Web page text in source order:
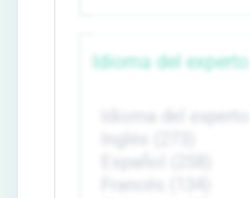
Idioma del experto